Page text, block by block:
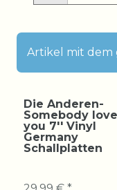
Artikel mit dem
Die Anderen-
Somebody
you 7'' Vinyl
Germany
Schallplatten